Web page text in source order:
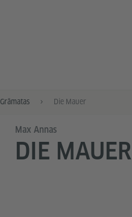
Grāmatas Die Mauer
Max Annas
DIE MAUER